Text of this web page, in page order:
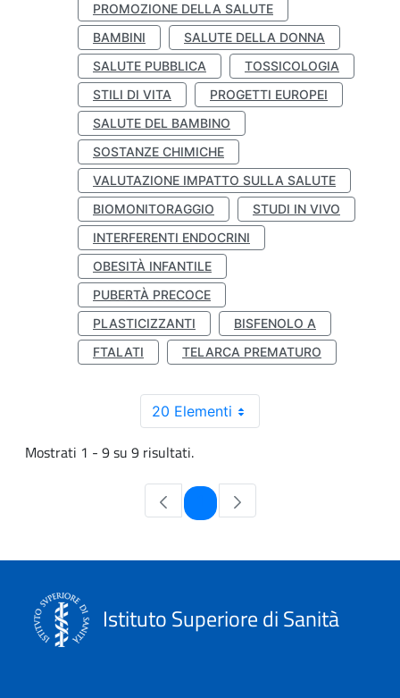
PROMOZIONE DELLA SALUTE
BAMBINI
SALUTE DELLA DONNA
SALUTE PUBBLICA
TOSSICOLOGIA
STILI DI VITA
PROGETTI EUROPEI
SALUTE DEL BAMBINO
SOSTANZE CHIMICHE
VALUTAZIONE IMPATTO SULLA SALUTE
BIOMONITORAGGIO
STUDI IN VIVO
INTERFERENTI ENDOCRINI
OBESITÀ INFANTILE
PUBERTÀ PRECOCE
PLASTICIZZANTI
BISFENOLO A
FTALATI
TELARCA PREMATURO
20 Elementi
Mostrati 1 - 9 su 9 risultati.
Pagina
Istituto Superiore di Sanità